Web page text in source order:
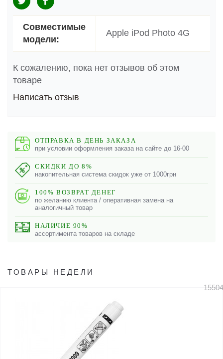
Совместимые
модели:
Apple iPod Photo 4G
К сожалению, пока нет отзывов об этом
товаре
Написать отзыв
ОТПРАВКА В ДЕНЬ ЗАКАЗА
при условии оформления заказа на сайте до 16-00
СКИДКИ ДО 8%
накопительная система скидок уже от 1000грн
100% ВОЗВРАТ ДЕНЕГ
по желанию клиента / оперативная замена на
аналогичный товар
НАЛИЧИЕ 90%
ассортимента товаров на складе
ТОВАРЫ НЕДЕЛИ